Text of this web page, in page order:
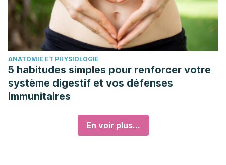
ANATOMIE ET PHYSIOLOGIE
5 habitudes simples pour renforcer votre
système digestif et vos défenses
immunitaires
En voir plus...